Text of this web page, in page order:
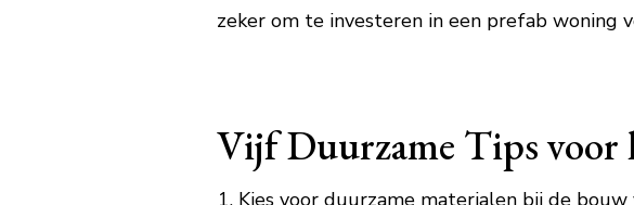
zeker om te investeren in een prefab woning
Vijf Duurzame Tips voor
Kies voor duurzame materialen bij de